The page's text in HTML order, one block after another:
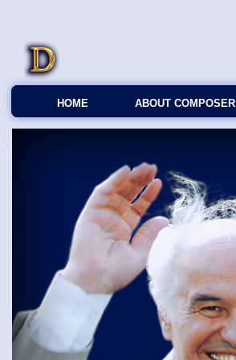
HOME ABOUT COMPOSER